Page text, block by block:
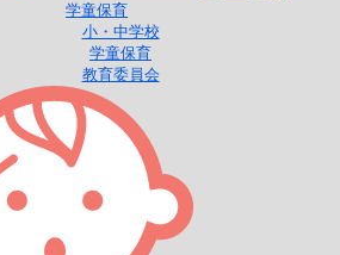
学童保育
小・中学校
学童保育
教育委員会